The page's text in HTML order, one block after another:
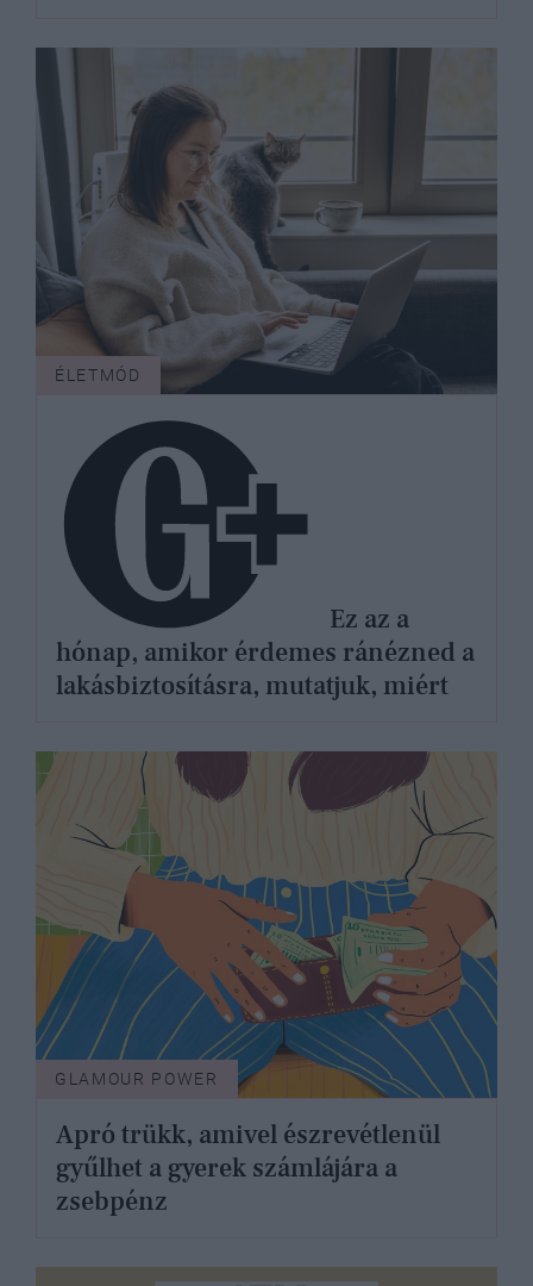
ÉLETMÓD
hónap, amikor érdemes ránézned a
lakásbiztosításra, mutatjuk, miért
GLAMOUR POWER
Apró trükk, amivel észrevétlenül
gyűlhet a gyerek számlájára a
zsebpénz